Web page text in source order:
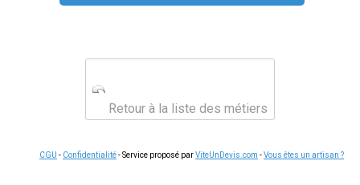
Retour à la liste des métiers
CGU - Confidentialité- Service proposé parViteUnDevis.com -Vous êtes un artisan ?